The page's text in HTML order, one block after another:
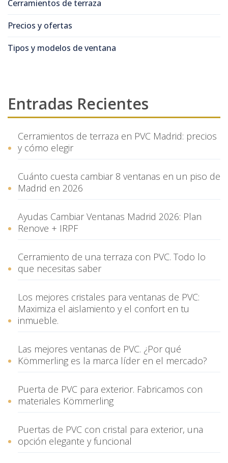
Cerramientos de terraza
Precios y ofertas
Tipos y modelos de ventana
Entradas Recientes
Cerramientos de terraza en PVC Madrid: precios
y cómo elegir
Cuánto cuesta cambiar 8 ventanas en un piso de
Madrid en 2026
Ayudas Cambiar Ventanas Madrid 2026: Plan
Renove + IRPF
Cerramiento de una terraza con PVC. Todo lo
que necesitas saber
Los mejores cristales para ventanas de PVC:
Maximiza el aislamiento y el confort en tu
inmueble.
Las mejores ventanas de PVC. ¿Por qué
Kömmerling es la marca líder en el mercado?
Puerta de PVC para exterior. Fabricamos con
materiales Kömmerling
Puertas de PVC con cristal para exterior, una
opción elegante y funcional